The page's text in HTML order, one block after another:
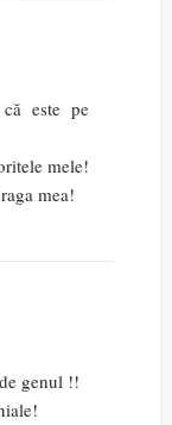
este pe
mele!
mea!
genul !!